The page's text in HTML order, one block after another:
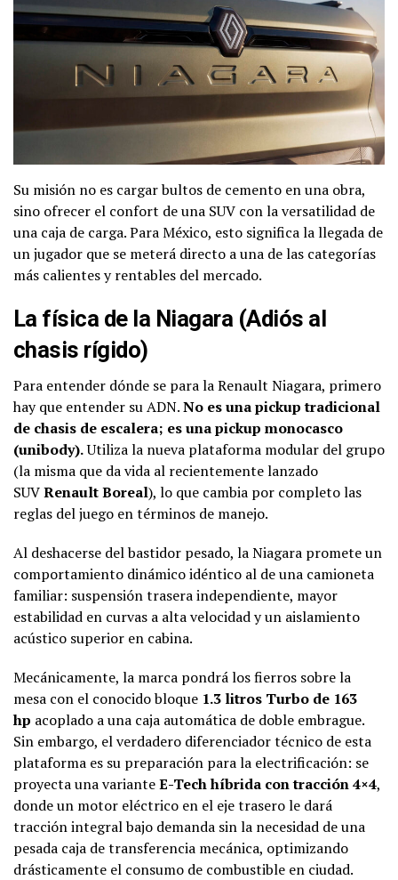
Su misión no es cargar bultos de cemento en una obra,
sino ofrecer el confort de una SUV con la versatilidad de
una caja de carga. Para México, esto significa la llegada de
un jugador que se meterá directo a una de las categorías
más calientes y rentables del mercado.
La física de la Niagara (Adiós al
chasis rígido)
Para entender dónde se para la Renault Niagara, primero
hay que entender su ADN.No es una pickup tradicional
de chasis de escalera; es una pickup monocasco
(unibody).Utiliza la nueva plataforma modular del grupo
(la misma que da vida al recientemente lanzado
SUVRenault Boreal), lo que cambia por completo las
reglas del juego en términos de manejo.
Al deshacerse del bastidor pesado, la Niagara promete un
comportamiento dinámico idéntico al de una camioneta
familiar: suspensión trasera independiente, mayor
estabilidad en curvas a alta velocidad y un aislamiento
acústico superior en cabina.
Mecánicamente, la marca pondrá los fierros sobre la
mesa con el conocido bloque 1.3 litros Turbo de 163
hp acoplado a una caja automática de doble embrague.
Sin embargo, el verdadero diferenciador técnico de esta
plataforma es su preparación para la electrificación: se
proyecta una varianteE-Tech híbrida con tracción 4×4,
donde un motor eléctrico en el eje trasero le dará
tracción integral bajo demanda sin la necesidad de una
pesada caja de transferencia mecánica, optimizando
drásticamente el consumo de combustible en ciudad.